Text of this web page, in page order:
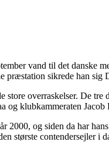
vand til det danske
sikrede han sig
store overraskelser. De
og klubkammeraten
2000, og siden da har
største contendersejler i